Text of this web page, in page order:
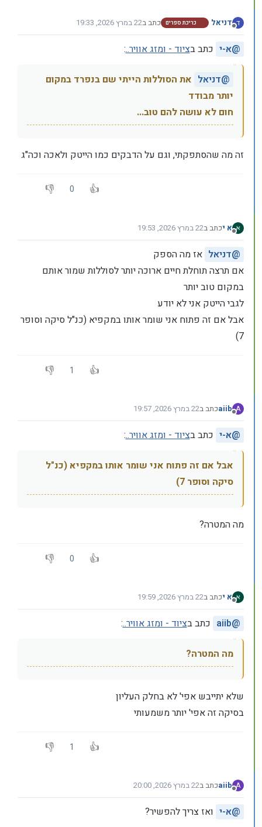
ד
מנותק
דניאל כריכת ספרים כתב ב22 במרץ 2026, 19:33
נערך לאחרונה על ידי
@א-י כתב בציוד - ומזג אוויר..:
@דניאל את הסוללות הייתי שם בנפרד במקום
יותר מבודד
חום לא עושה להם טוב...
זה מה שהסתפקתי, וגם על הדבקים כמו הייטק ולאכה וכה"ג
0
מנותק
א יכתב ב22 במרץ 2026, 19:53
נערך לאחרונה על ידי
@דניאל אז מה הספק
אם תרצה תוחלת חיים ארוכה יותר לסוללות שמור אותם
במקום טוב יותר
לגבי הייטק אני לא יודע
אבל אם זה פתוח אני שומר אותו במקפיא (כנ"ל סיקה וסופר
7)
1
A
מנותק
aiibכתב ב22 במרץ 2026, 19:57
נערך לאחרונה על ידי
@א-י כתב בציוד - ומזג אוויר..:
אבל אם זה פתוח אני שומר אותו במקפיא (כנ"ל
סיקה וסופר 7)
מה המטרה?
0
מנותק
א יכתב ב22 במרץ 2026, 19:59
נערך לאחרונה על ידי
@
aiib כתב בציוד - ומזג אוויר..:
מה המטרה?
שלא יתייבש אפי' לא בחלק העליון
בסיקה זה אפי' יותר משמעותי
1
A
מנותק
aiibכתב ב22 במרץ 2026, 20:00
נערך לאחרונה על ידי
@א-י ואז צריך להפשיר?